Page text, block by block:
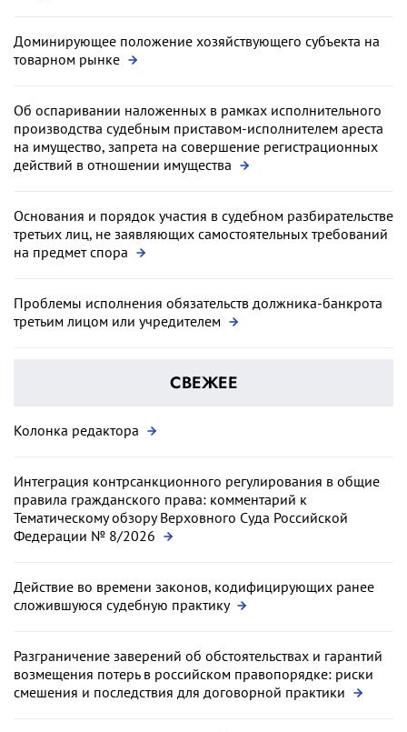
Доминирующее положение хозяйствующего субъекта на
товарном рынке
Об оспаривании наложенных в рамках исполнительного
производства судебным приставом-исполнителем ареста
на имущество, запрета на совершение регистрационных
действий в отношении имущества
Основания и порядок участия в судебном разбирательстве
третьих лиц, не заявляющих самостоятельных требований
на предмет спора
Проблемы исполнения обязательств должника-банкрота
третьим лицом или учредителем
СВЕЖЕЕ
Колонка редактора
Интеграция контрсанкционного регулирования в общие
правила гражданского права: комментарий к
Тематическому обзору Верховного Суда Российской
Федерации № 8/2026
Действие во времени законов, кодифицирующих ранее
сложившуюся судебную практику
Разграничение заверений об обстоятельствах и гарантий
возмещения потерь в российском правопорядке: риски
смешения и последствия для договорной практики